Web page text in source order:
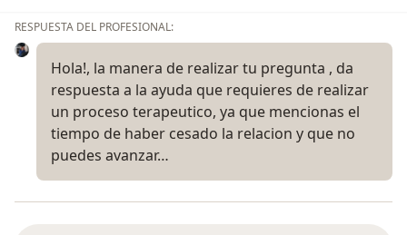
RESPUESTA DEL PROFESIONAL:
Hola!, la manera de realizar tu pregunta , da
respuesta a la ayuda que requieres de realizar
un proceso terapeutico, ya que mencionas el
tiempo de haber cesado la relacion y que no
puedes avanzar…